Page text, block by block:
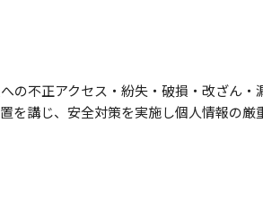
不正アクセス・紛失・破損・改ざん・
講じ、安全対策を実施し個人情報の厳